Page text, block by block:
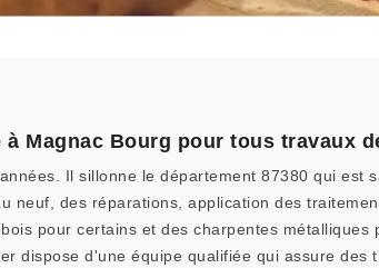
Magnac Bourg pour tous travaux
Il sillonne le département 87380 qui est
neuf, des réparations, application des
pour certains et des charpentes métalliques
dispose d'une équipe qualifiée qui assure des